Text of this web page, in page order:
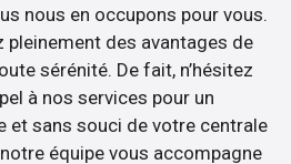
nous en occupons pour vous.
pleinement des avantages de
sérénité. De fait, n’hésitez
à nos services pour un
et sans souci de votre centrale
équipe vous accompagne